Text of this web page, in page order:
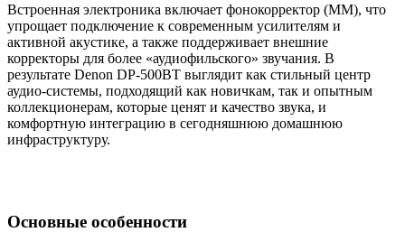
Встроенная электроника включает фонокорректор (MM), что
упрощает подключение к современным усилителям и
активной акустике, а также поддерживает внешние
корректоры для более «аудиофильского» звучания. В
результате Denon DP‑500BT выглядит как стильный центр
аудио‑системы, подходящий как новичкам, так и опытным
коллекционерам, которые ценят и качество звука, и
комфортную интеграцию в сегодняшнюю домашнюю
инфраструктуру.
Основные особенности